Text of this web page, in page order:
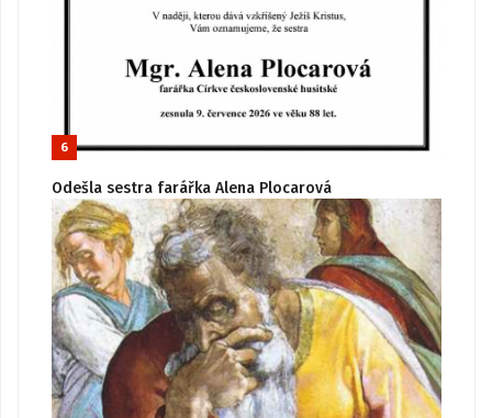
6
Odešla sestra farářka Alena Plocarová